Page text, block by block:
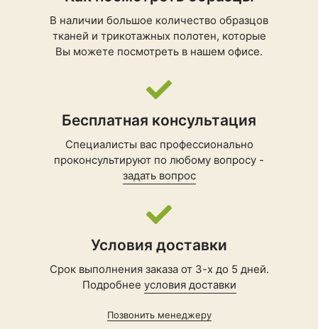
В наличии большое количество образцов
тканей и трикотажных полотен, которые
Вы можете посмотреть в нашем офисе.
Бесплатная консультация
Специалисты вас профессионально
проконсультируют по любому вопросу -
задать вопрос
Условия доставки
Срок выполнения заказа от 3-х до 5 дней.
Подробнее условия доставки
Позвонить менеджеру